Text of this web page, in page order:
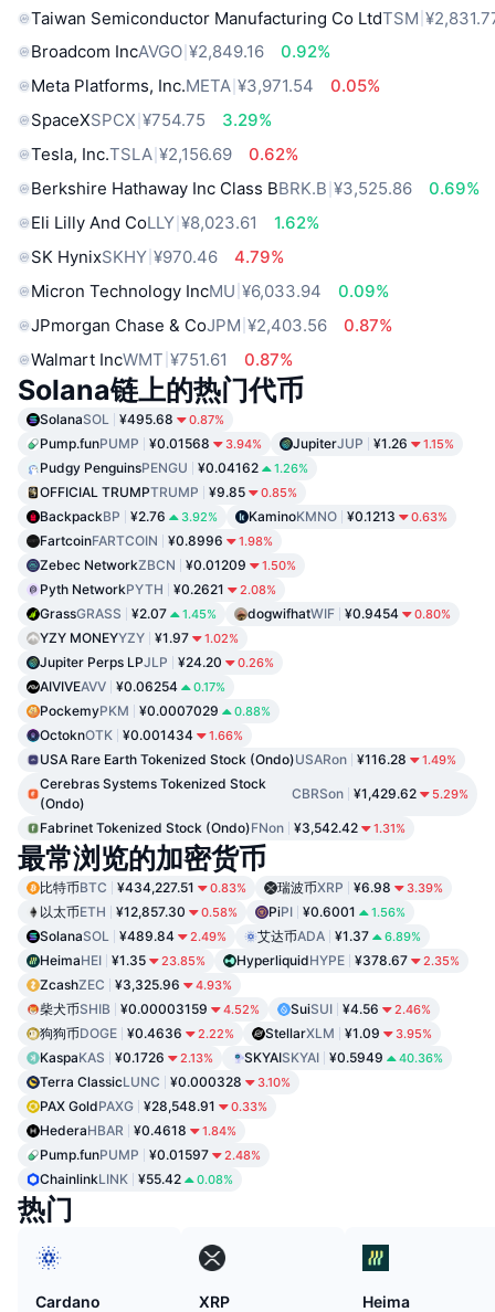
Taiwan Semiconductor Manufacturing Co LtdTSM
Broadcom IncAVGO ¥2,849.16
0.92%
Meta Platforms, Inc.META ¥3,971.54
0.05%
SpaceXSPCX ¥754.75
3.29%
Tesla, Inc.TSLA ¥2,156.69
0.62%
Berkshire Hathaway Inc Class BBRK.B ¥3,525.86
0.69%
Eli Lilly And CoLLY ¥8,023.61
1.62%
SK HynixSKHY ¥970.46
4.79%
Micron Technology IncMU ¥6,033.94
0.09%
JPmorgan Chase & CoJPM ¥2,403.56
0.87%
Walmart IncWMT ¥751.61 0.87%
Solana链上的热门代币
SolanaSOL ¥495.68 0.87%
Pump.funPUMP ¥0.01568 3.94% JupiterJUP ¥1.26 1.15%
Pudgy PenguinsPENGU ¥0.04162 1.26%
OFFICIAL TRUMPTRUMP ¥9.85 0.85%
BackpackBP ¥2.76 3.92% KaminoKMNO ¥0.1213 0.63%
FartcoinFARTCOIN ¥0.8996 1.98%
Zebec NetworkZBCN ¥0.01209 1.50%
Pyth NetworkPYTH ¥0.2621 2.08%
GrassGRASS ¥2.07 1.45% dogwifhatWIF ¥0.9454 0.80%
YZY MONEYYZY ¥1.97 1.02%
Jupiter Perps LPJLP ¥24.20 0.26%
AIVIVEAVV ¥0.06254 0.17%
PockemyPKM ¥0.0007029 0.88%
OctoknOTK ¥0.001434 1.66%
USA Rare Earth Tokenized Stock (Ondo)USARon ¥116.28 1.49%
Cerebras Systems Tokenized Stock
(Ondo)
CBRSon ¥1,429.62 5.29%
Fabrinet Tokenized Stock (Ondo)FNon ¥3,542.42 1.31%
最常浏览的加密货币
比特币BTC ¥434,227.51 0.83% 瑞波币XRP ¥6.98 3.39%
以太币ETH ¥12,857.30 0.58% PiPI ¥0.6001 1.56%
SolanaSOL ¥489.84 2.49% 艾达币ADA ¥1.37 6.89%
HeimaHEI ¥1.35 23.85% HyperliquidHYPE ¥378.67 2.35%
ZcashZEC ¥3,325.96 4.93%
柴犬币SHIB ¥0.00003159 4.52% SuiSUI ¥4.56 2.46%
狗狗币DOGE ¥0.4636 2.22% StellarXLM ¥1.09 3.95%
KaspaKAS ¥0.1726 2.13% SKYAISKYAI ¥0.5949 40.36%
Terra ClassicLUNC ¥0.000328 3.10%
PAX GoldPAXG ¥28,548.91 0.33%
HederaHBAR ¥0.4618 1.84%
Pump.funPUMP ¥0.01597 2.48%
ChainlinkLINK ¥55.42 0.08%
热门
Cardano
XRP
Heima